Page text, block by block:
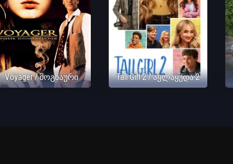
Voyager / მოგზაური Tall Girl 2 / აყლაყუდა 2